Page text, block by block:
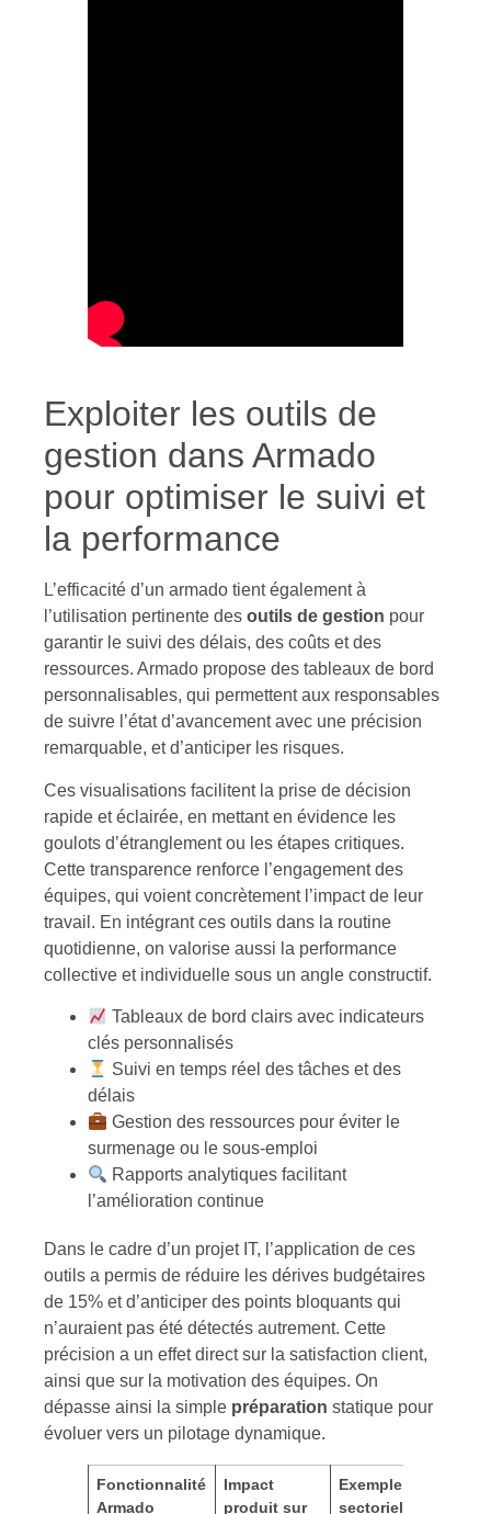
Exploiter les outils de
gestion dans Armado
pour optimiser le suivi et
la performance
L’efficacité d’un armado tient également à
l’utilisation pertinente des outils de gestion pour
garantir le suivi des délais, des coûts et des
ressources. Armado propose des tableaux de bord
personnalisables, qui permettent aux responsables
de suivre l’état d’avancement avec une précision
remarquable, et d’anticiper les risques.
Ces visualisations facilitent la prise de décision
rapide et éclairée, en mettant en évidence les
goulots d’étranglement ou les étapes critiques.
Cette transparence renforce l’engagement des
équipes, qui voient concrètement l’impact de leur
travail. En intégrant ces outils dans la routine
quotidienne, on valorise aussi la performance
collective et individuelle sous un angle constructif.
Tableaux de bord clairs avec indicateurs
clés personnalisés
Suivi en temps réel des tâches et des
délais
Gestion des ressources pour éviter le
surmenage ou le sous-emploi
Rapports analytiques facilitant
l’amélioration continue
Dans le cadre d’un projet IT, l’application de ces
outils a permis de réduire les dérives budgétaires
de 15% et d’anticiper des points bloquants qui
n’auraient pas été détectés autrement. Cette
précision a un effet direct sur la satisfaction client,
ainsi que sur la motivation des équipes. On
dépasse ainsi la simple préparation statique pour
évoluer vers un pilotage dynamique.
Fonctionnalité
Armado
Impact
produit sur
Exemple
sectoriel